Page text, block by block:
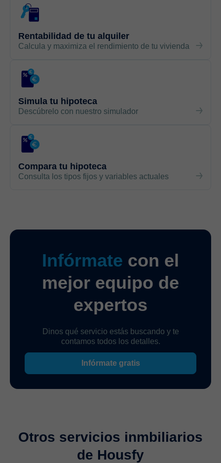
Rentabilidad de tu alquiler
Calcula y maximiza el rendimiento de tu vivienda
Simula tu hipoteca
Descúbrelo con nuestro simulador
Compara tu hipoteca
Consulta los tipos fijos y variables actuales
Infórmate con el
mejor equipo de
expertos
Dinos qué servicio estás buscando y te
contamos todos los detalles.
Infórmate gratis
Otros servicios inmbiliarios
de Housfy